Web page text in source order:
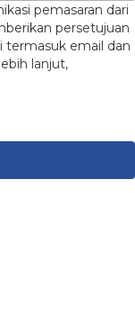
pemasaran dari
persetujuan
termasuk email dan
lanjut,